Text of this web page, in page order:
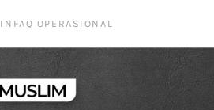
INFAQ OPERASIONAL